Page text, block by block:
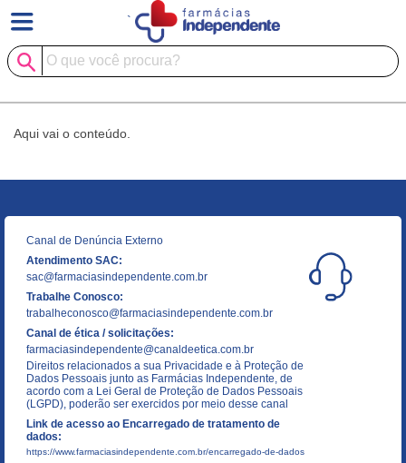
`
Aqui vai o conteúdo.
Canal de Denúncia Externo
Atendimento SAC:
sac@farmaciasindependente.com.br
Trabalhe Conosco:
trabalheconosco@farmaciasindependente.com.br
Canal de ética / solicitações:
farmaciasindependente@canaldeetica.com.br
Direitos relacionados a sua Privacidade e à Proteção de
Dados Pessoais junto as Farmácias Independente, de
acordo com a Lei Geral de Proteção de Dados Pessoais
(LGPD), poderão ser exercidos por meio desse canal
Link de acesso ao Encarregado de tratamento de
dados:
https://www.farmaciasindependente.com.br/encarregado-de-dados